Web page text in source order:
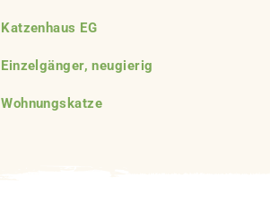
Katzenhaus EG
Einzelgänger, neugierig
Wohnungskatze